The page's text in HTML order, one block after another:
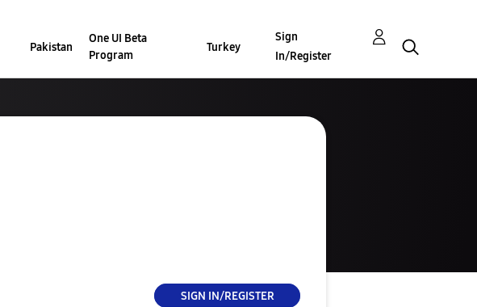
Pakistan
One UI Beta
Program
Turkey
Sign
In/Register
SIGN IN/REGISTER